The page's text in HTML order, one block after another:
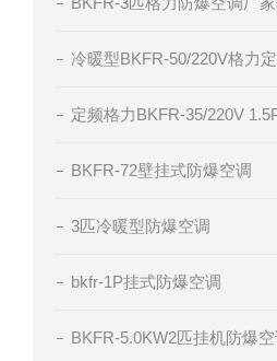
BKFR-72壁挂式防爆空调
3匹冷暖型防爆空调
bkfr-1P挂式防爆空调
BKFR-5.0KW2匹挂机防爆空